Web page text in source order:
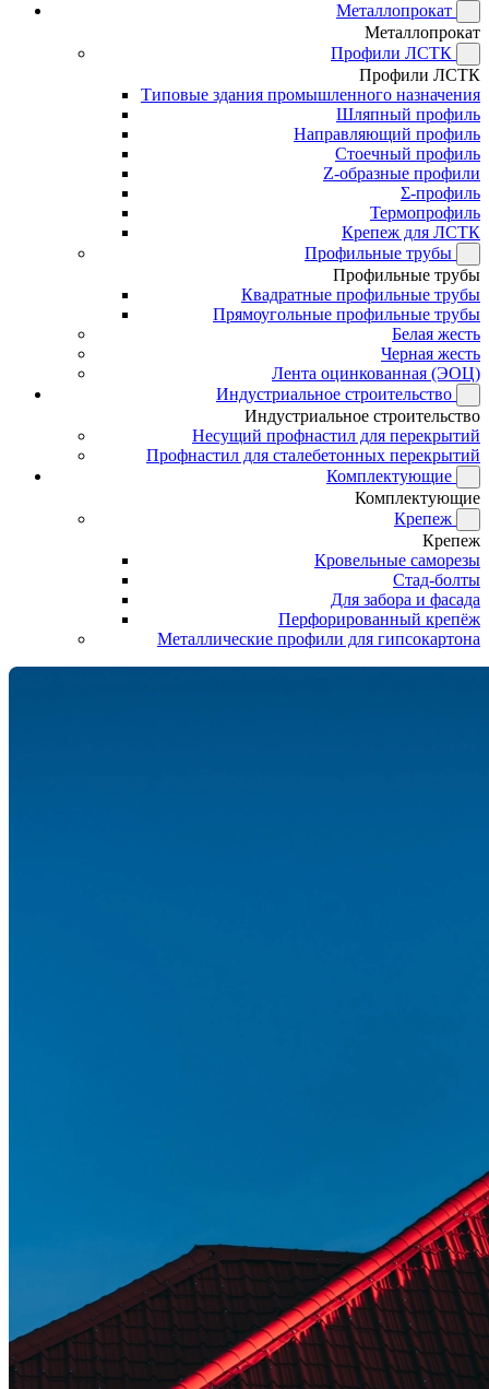
Металлопрокат
Металлопрокат
Профили ЛСТК
Профили ЛСТК
Типовые здания промышленного назначения
Шляпный профиль
Направляющий профиль
Стоечный профиль
Z-образные профили
Σ-профиль
Термопрофиль
Крепеж для ЛСТК
Профильные трубы
Профильные трубы
Квадратные профильные трубы
Прямоугольные профильные трубы
Белая жесть
Черная жесть
Лента оцинкованная (ЭОЦ)
Индустриальное строительство
Индустриальное строительство
Несущий профнастил для перекрытий
Профнастил для сталебетонных перекрытий
Комплектующие
Комплектующие
Крепеж
Крепеж
Кровельные саморезы
Стад-болты
Для забора и фасада
Перфорированный крепёж
Металлические профили для гипсокартона